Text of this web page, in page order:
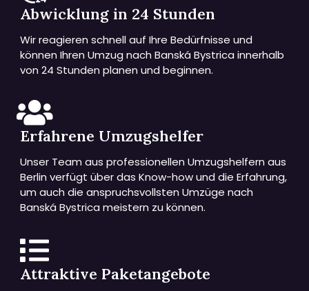
Abwicklung in 24 Stunden
Wir reagieren schnell auf Ihre Bedürfnisse und
können Ihren Umzug nach Banská Bystrica innerhalb
von 24 Stunden planen und beginnen.
Erfahrene Umzugshelfer
Unser Team aus professionellen Umzugshelfern aus
Berlin verfügt über das Know-how und die Erfahrung,
um auch die anspruchsvollsten Umzüge nach
Banská Bystrica meistern zu können.
Attraktive Paketangebote